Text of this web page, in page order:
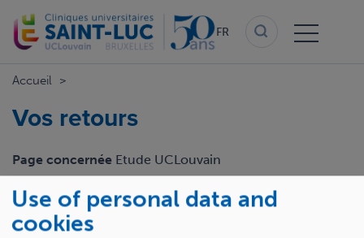
au
contenu
FR
Accueil
Vos retours
Page concernée Etude UCLouvain
Email
Use of personal data and
cookies